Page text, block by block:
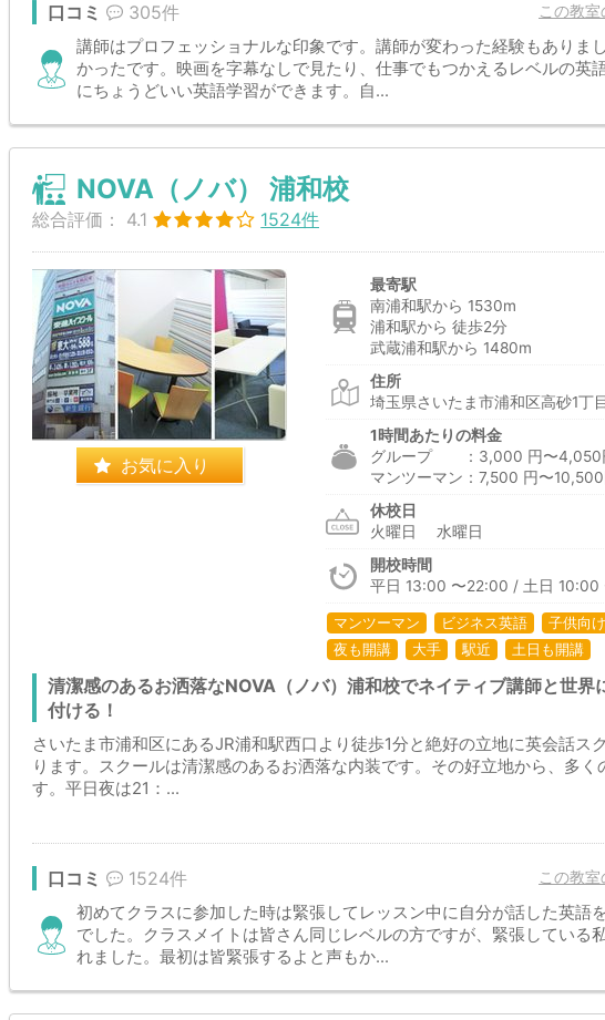
この教
口コミ 305件
講師はプロフェッショナルな印象です。講師が変わった経験もありま
かったです。映画を字幕なしで見たり、仕事でもつかえるレベルの英
にちょうどいい英語学習ができます。自...
NOVA（ノバ） 浦和校
総合評価： 4.1 1524件
お気に入り
最寄駅
南浦和駅から 1530m
浦和駅から 徒歩2分
武蔵浦和駅から 1480m
住所
埼玉県さいたま市浦和区高砂1丁目
1時間あたりの料金
グループ ：3,000 円〜4,050
マンツーマン：7,500 円〜10,500
休校日
火曜日 水曜日
開校時間
平日 13:00 〜22:00 / 土日 10:00
マンツーマン ビジネス英語 子供向
夜も開講
大手 駅近 土日も開講
清潔感のあるお洒落なNOVA（ノバ）浦和校でネイティブ講師と世界
付ける！
さいたま市浦和区にあるJR浦和駅西口より徒歩1分と絶好の立地に英会話ス
ります。スクールは清潔感のあるお洒落な内装です。その好立地から、多く
す。平日夜は21：...
この教
口コミ 1524件
初めてクラスに参加した時は緊張してレッスン中に自分が話した英語
でした。クラスメイトは皆さん同じレベルの方ですが、緊張している
れました。最初は皆緊張するよと声もか...